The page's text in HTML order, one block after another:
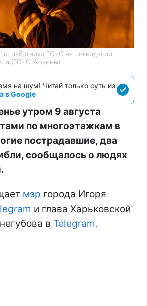
работники ГСЧС на ликвидации
(ГСЧС Украины)
на шум! Читай только суть из
в Google
утром 9 августа
по многоэтажкам в
пострадавшие, два
сообщалось о людях
мэр города Игоря
и глава Харьковской
в Telegram.